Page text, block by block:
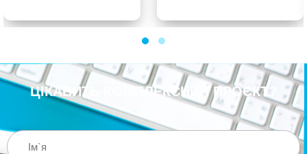
ЦІКАВИТЬ КОМПЛЕКСНИЙ ПРОЄКТ?